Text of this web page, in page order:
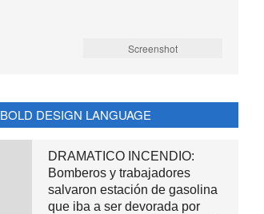
Screenshot
BOLD DESIGN LANGUAGE
DRAMATICO INCENDIO:
Bomberos y trabajadores
salvaron estación de gasolina
que iba a ser devorada por